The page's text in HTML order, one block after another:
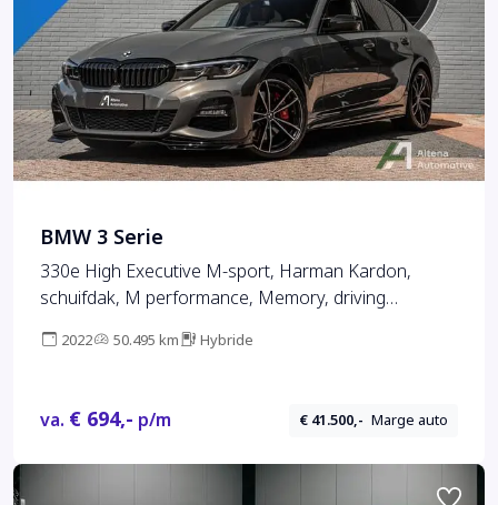
BMW 3 Serie
330e High Executive M-sport, Harman Kardon,
schuifdak, M performance, Memory, driving
2022 50.495 km Hybride
va. € 694,- p/m € 41.500,- Marge auto